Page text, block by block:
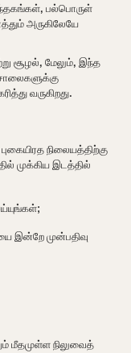
பல்பொருள்
அருகிலேயே
சூழல், மேலும், இந்த
வருகிறது.
நிலையத்திற்கு
முக்கிய இடத்தில்
இன்றே முன்பதிவு
மீதமுள்ள நிலுவைத்